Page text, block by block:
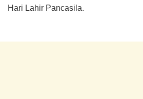
Hari Lahir Pancasila.